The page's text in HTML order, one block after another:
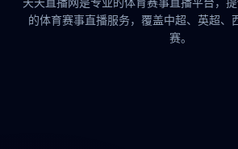
的体育赛事直播服务，覆盖中超、英超、
赛。